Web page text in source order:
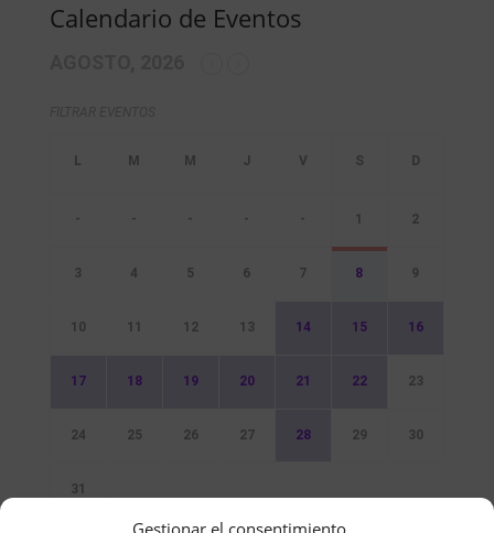
Gestionar el consentimiento
Calendario de Eventos
- - - - - 1 2
3 4 5 6 7 8 9
10 11 12 13 14 15 16
17 18 19 20 21 22 23
24 25 26 27 28 29 30
31